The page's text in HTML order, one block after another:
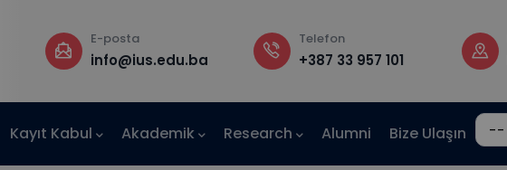
E-posta
info@ius.edu.ba
Telefon
+387 33 957 101
Kayıt Kabul Akademik Research Alumni Bize Ulaşın